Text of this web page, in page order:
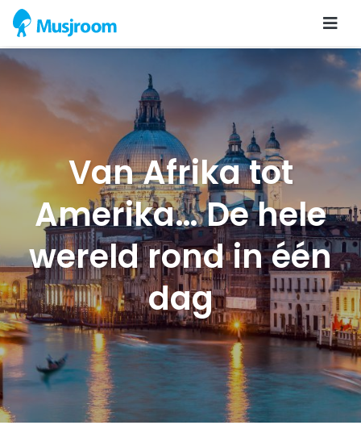
Van Afrika tot
Amerika… De hele
wereld rond in één
dag